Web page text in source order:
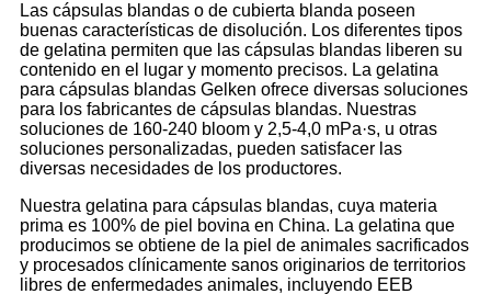
Las cápsulas blandas o de cubierta blanda poseen
buenas características de disolución. Los diferentes tipos
de gelatina permiten que las cápsulas blandas liberen su
contenido en el lugar y momento precisos. La gelatina
para cápsulas blandas Gelken ofrece diversas soluciones
para los fabricantes de cápsulas blandas. Nuestras
soluciones de 160-240 bloom y 2,5-4,0 mPa·s, u otras
soluciones personalizadas, pueden satisfacer las
diversas necesidades de los productores.
Nuestra gelatina para cápsulas blandas, cuya materia
prima es 100% de piel bovina en China. La gelatina que
producimos se obtiene de la piel de animales sacrificados
y procesados ​​clínicamente sanos originarios de territorios
libres de enfermedades animales, incluyendo EEB